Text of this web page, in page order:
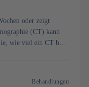
oder zeigt
(CT) kann
wie viel ein CT bei
Behandlungen